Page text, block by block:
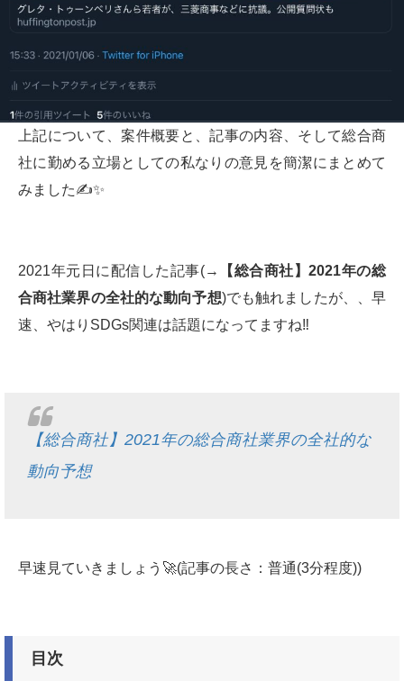
上記について、案件概要と、記事の内容、そして総合商
社に勤める立場としての私なりの意見を簡潔にまとめて
みました✍️✨
2021年元日に配信した記事(→ 【総合商社】2021年の総
合商社業界の全社的な動向予想)でも触れましたが、、早
速、やはりSDGs関連は話題になってますね‼️
【総合商社】2021年の総合商社業界の全社的な
動向予想
早速見ていきましょう🚀(記事の長さ：普通(3分程度))
目次